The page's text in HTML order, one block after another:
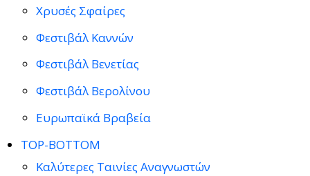
Χρυσές Σφαίρες
Φεστιβάλ Καννών
Φεστιβάλ Βενετίας
Φεστιβάλ Βερολίνου
Ευρωπαϊκά Βραβεία
TOP-BOTTOM
Καλύτερες Ταινίες Αναγνωστών